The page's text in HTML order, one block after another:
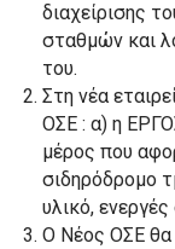
διαχείρισης
σταθμών και
του.
Στη νέα
ΟΣΕ : α) η
μέρος που
σιδηρόδρομο
υλικό,
Ο Νέος ΟΣΕ θα